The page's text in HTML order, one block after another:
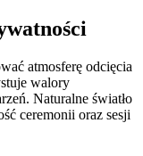
atmosferę odcięcia
walory
Naturalne światło
ceremonii oraz sesji